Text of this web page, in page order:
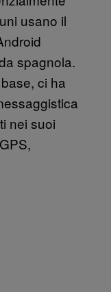
usano il
spagnola.
ci ha
nei suoi